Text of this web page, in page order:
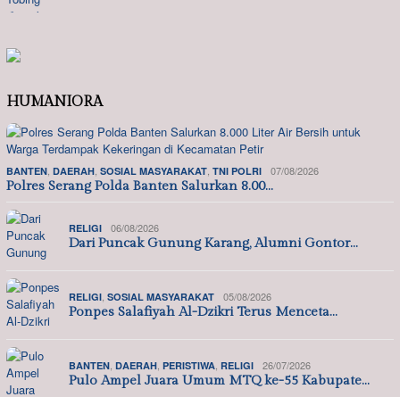
HUMANIORA
BANTEN DAERAH SOSIAL MASYARAKAT TNI POLRI 07/08/2026
Polres Serang Polda Banten Salurkan 8.00…
RELIGI 06/08/2026
Dari Puncak Gunung Karang, Alumni Gontor…
RELIGI SOSIAL MASYARAKAT 05/08/2026
Ponpes Salafiyah Al-Dzikri Terus Menceta…
BANTEN DAERAH PERISTIWA RELIGI 26/07/2026
Pulo Ampel Juara Umum MTQ ke-55 Kabupate…